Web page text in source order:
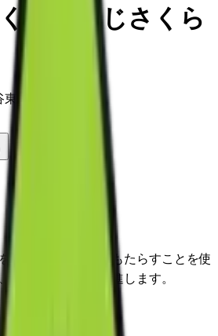
くら ふじさくら
一丁目28番1号
もって人々に快をもたらすことを使
地域包括ケアを推進します。